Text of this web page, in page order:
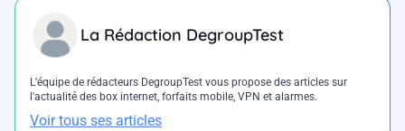
La Rédaction DegroupTest
L'équipe de rédacteurs DegroupTest vous propose des articles sur
l'actualité des box internet, forfaits mobile, VPN et alarmes.
Voir tous ses articles